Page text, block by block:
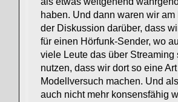
haben. Und dann waren wir am
der Diskussion darüber, dass
für einen Hörfunk-Sender, wo
viele Leute das über Streaming
nutzen, dass wir dort so eine Art
Modellversuch machen. Und
auch nicht mehr konsensfähig